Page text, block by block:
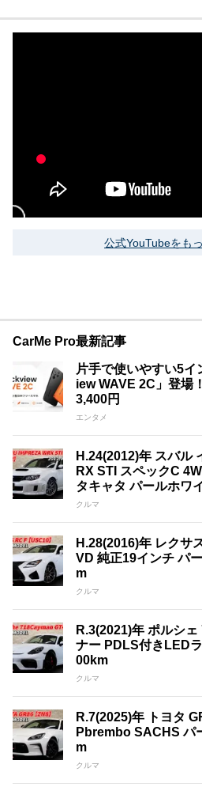
公式YouTubeをも
CarMe Pro最新記事
片手で使いやすい5
iew WAVE 2C」登場
3,400円
エンタメ
H.24(2012)年 スバル
RX STI スペックC
タキャタ パールホワ
クルマ
H.28(2016)年 レクサ
VD 純正19インチ パ
m
クルマ
R.3(2021)年 ポルシ
ナー PDLS付きLED
00km
クルマ
R.7(2025)年 トヨタ
Pbrembo SACHS パ
m
クルマ